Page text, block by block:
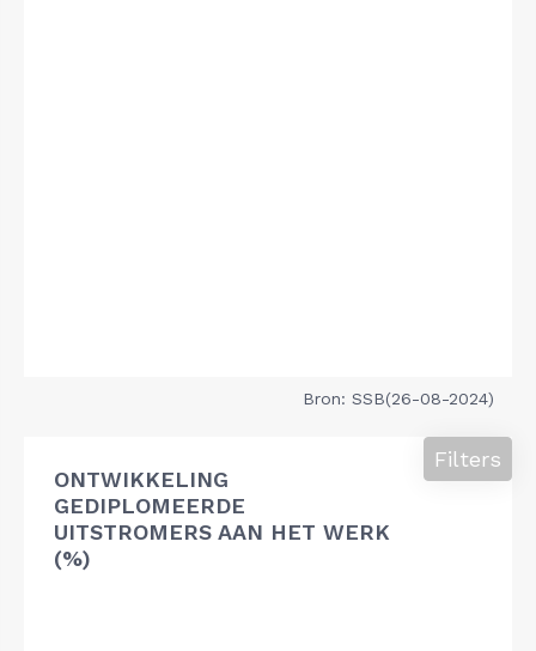
Bron: SSB(26-08-2024)
ONTWIKKELING
GEDIPLOMEERDE
UITSTROMERS AAN HET WERK
(%)
Filters